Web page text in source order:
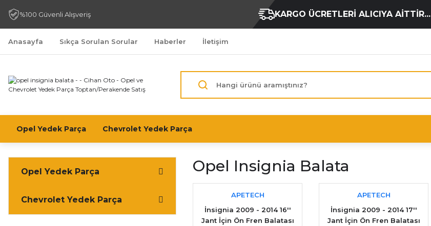
%100 Güvenli Alışveriş KARGO ÜCRETLERİ ALICIYA AİTTİR...
Anasayfa Sıkça Sorulan Sorular Haberler İletişim
Opel Yedek Parça Chevrolet Yedek Parça
Opel Yedek Parça
Chevrolet Yedek Parça
Opel Insignia Balata
APETECH
İnsignia 2009 - 2014 16''
Jant İçin Ön Fren Balatası
APETECH
İnsignia 2009 - 2014 17''
Jant İçin Ön Fren Balatası